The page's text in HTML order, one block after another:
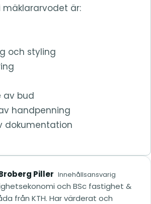
mäklararvodet är:
och styling
av bud
handpenning
dokumentation
Piller Innehållsansvarig
och BSc fastighet &
från KTH. Har värderat och